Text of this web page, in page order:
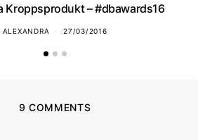
Kroppsprodukt – #dbawards16
ALEXANDRA 27/03/2016
9 COMMENTS